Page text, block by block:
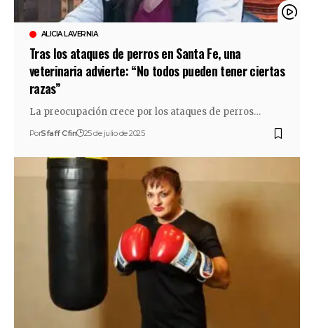
ALICIA LAVERNIA
Tras los ataques de perros en Santa Fe, una
veterinaria advierte: “No todos pueden tener ciertas
razas”
La preocupación crece por los ataques de perros…
PorSfaff Cfin 25 de julio de 2025